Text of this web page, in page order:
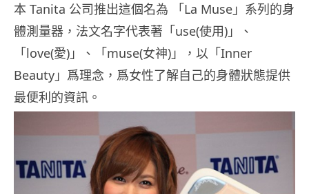
本 Tanita 公司推出這個名為 「La Muse」系列的身
體測量器，法文名字代表著「use(使用)」、
「love(愛)」、「muse(女神)」，以「Inner
Beauty」爲理念，爲女性了解自己的身體狀態提供
最便利的資訊。